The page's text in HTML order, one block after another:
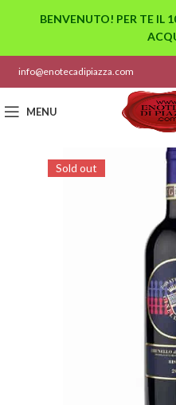
info@enotecadipiazza.com
MENU
Sold out
BENVENUTO! PER TE IL